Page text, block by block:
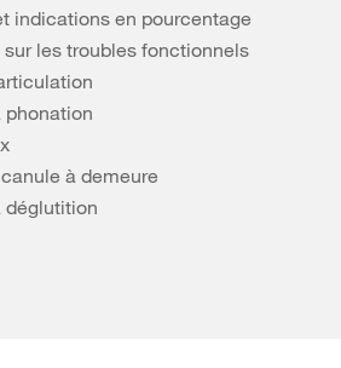
indications en pourcentage
les troubles fonctionnels
phonation
à demeure
déglutition